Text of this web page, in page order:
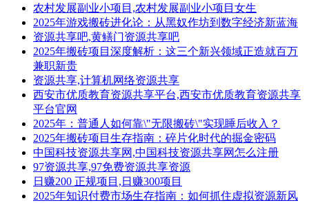
农村发展副业小项目,农村发展副业小项目女生
2025年游戏搬砖进化论：从黑奴作坊到数字经济新蓝海
资源共享吧,黄鳝门资源共享吧
2025年搬砖项目深度解析：这三个新兴领域正造就百万
兼职新贵
资源共享,计算机网络资源共享
西安市优质教育资源共享平台,西安市优质教育资源共享
平台官网
2025年：普通人如何靠\"无限搬砖\"实现睡后收入？
2025年搬砖项目生存指南：碎片化时代的掘金密码
中国科技资源共享网,中国科技资源共享网怎么注册
97资源共享,97免费资源共享资源
日赚200 正规项目,日赚300项目
2025年知识付费市场生存指南：如何抓住虚拟资源新风